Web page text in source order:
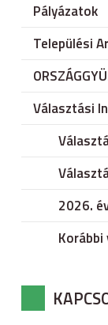
Pályázatok
Települési
Választási
2026.